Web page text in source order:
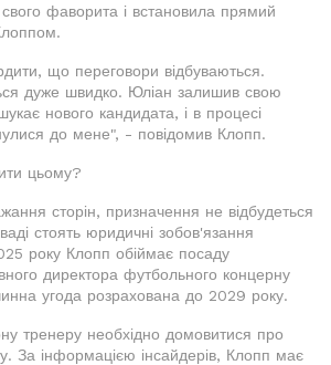
фаворита і встановила прямий
що переговори відбуваються.
дуже швидко. Юліан залишив свою
нового кандидата, і в процесі
до мене", - повідомив Клопп.
цьому?
сторін, призначення не відбудеться
стоять юридичні зобов'язання
року Клопп обіймає посаду
директора футбольного концерну
угода розрахована до 2029 року.
тренеру необхідно домовитися про
За інформацією інсайдерів, Клопп має